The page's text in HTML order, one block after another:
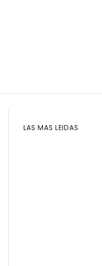
LAS MAS LEIDAS